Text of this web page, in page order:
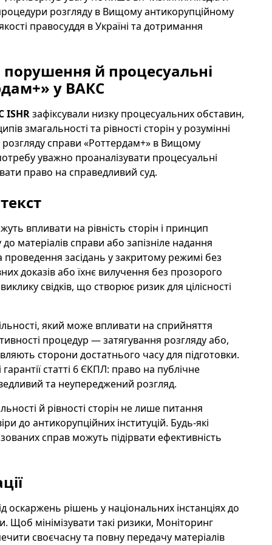
розгляду в Вищому антикорупційному
правосуддя в Україні та дотримання
порушення й процесуальні
у ВАКС
ISHRзафіксували низку процесуальних обставин,
змагальності та рівності сторін у розумінні
розгляду справи «Роттердам+» в Вищому
уважно проаналізувати процесуальні
право на справедливий суд.
впливати на рівність сторін і принцип
матеріалів справи або запізніле надання
проведення засідань у закритому режимі без
доказів або їхнє вилучення без прозорого
свідків, що створює ризик для цілісності
який може впливати на сприйняття
процедур — затягування розгляду або,
сторони достатнього часу для підготовки.
статті 6 ЄКПЛ: право на публічне
та неупереджений розгляд.
й рівності сторін не лише питання
до антикорупційних інституцій. Будь-які
справ можуть підірвати ефективність
рішень у національних інстанціях до
Щоб мінімізувати такі ризики, Моніторинг
своєчасну та повну передачу матеріалів